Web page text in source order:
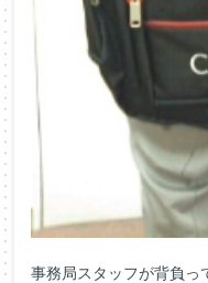
事務局スタッフが背負っ